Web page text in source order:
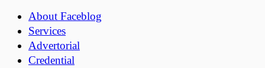
About Faceblog
Services
Advertorial
Credential